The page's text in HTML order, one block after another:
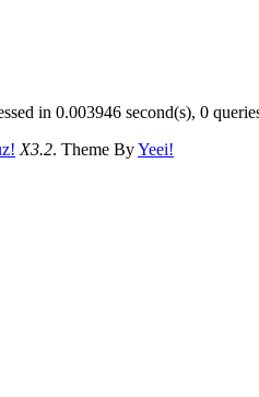
in 0.003946 second(s), 0
X3.2. Theme ByYeei!